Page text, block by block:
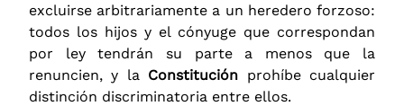
excluirse arbitrariamente a un heredero forzoso:
todos los hijos y el cónyuge que correspondan
por ley tendrán su parte a menos que la
renuncien, y la Constitución prohíbe cualquier
distinción discriminatoria entre ellos.